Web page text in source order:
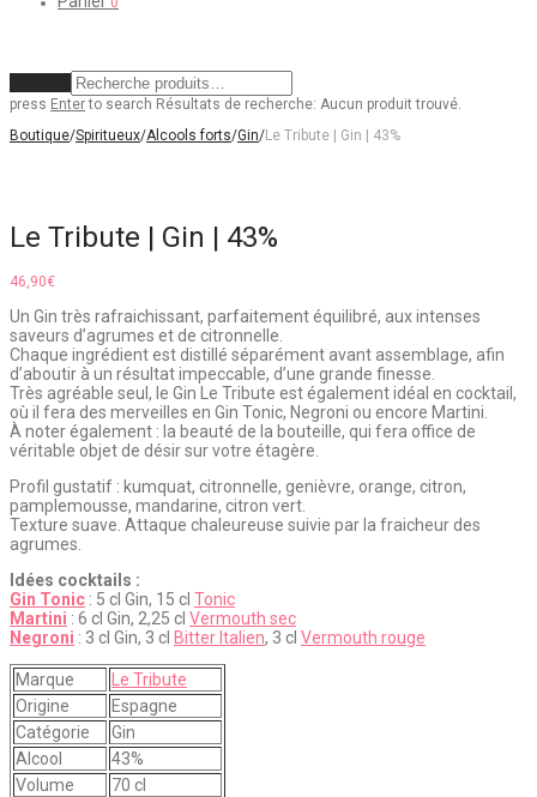
press Enterto search Résultats de recherche: Aucun produit trouvé.
Boutique/Spiritueux/Alcools forts/Gin/Le Tribute | Gin | 43%
Le Tribute | Gin | 43%
46,90€
Un Gin très rafraichissant, parfaitement équilibré, aux intenses
saveurs d’agrumes et de citronnelle.
Chaque ingrédient est distillé séparément avant assemblage, afin
d’aboutir à un résultat impeccable, d’une grande finesse.
Très agréable seul, le Gin Le Tribute est également idéal en cocktail,
où il fera des merveilles en Gin Tonic, Negroni ou encore Martini.
À noter également : la beauté de la bouteille, qui fera office de
véritable objet de désir sur votre étagère.
Profil gustatif : kumquat, citronnelle, genièvre, orange, citron,
pamplemousse, mandarine, citron vert.
Texture suave. Attaque chaleureuse suivie par la fraicheur des
agrumes.
Idées cocktails :
Gin Tonic : 5 cl Gin, 15 cl Tonic
Martini : 6 cl Gin, 2,25 cl Vermouth sec
Negroni : 3 cl Gin, 3 cl Bitter Italien, 3 cl Vermouth rouge
Marque
Le Tribute
Origine
Espagne
Catégorie
Gin
Alcool
43%
Volume
70 cl